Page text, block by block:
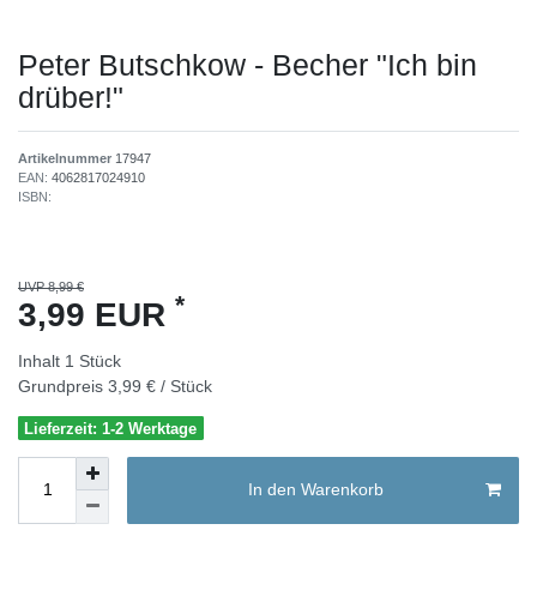
Peter Butschkow - Becher "Ich bin
drüber!"
Artikelnummer 17947
EAN: 4062817024910
ISBN:
UVP 8,99 €
3,99 EUR *
Inhalt 1 Stück
Grundpreis 3,99 € / Stück
Lieferzeit: 1-2 Werktage
In den Warenkorb